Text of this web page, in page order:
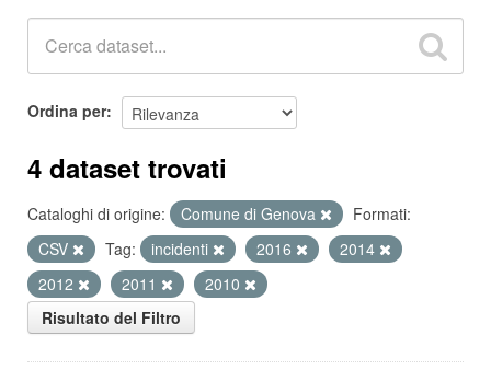
Ordina per
4 dataset trovati
Cataloghi di origine: Comune di Genova
Formati:
CSV
Tag: incidenti 2016
2014
2012
2011
2010
Risultato del Filtro